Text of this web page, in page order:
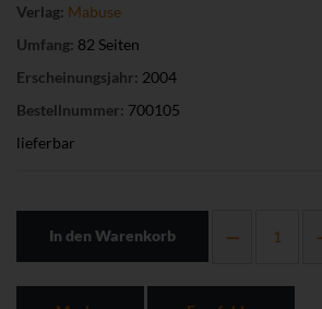
Verlag: Mabuse
Umfang: 82 Seiten
Erscheinungsjahr: 2004
Bestellnummer: 700105
lieferbar
In den Warenkorb